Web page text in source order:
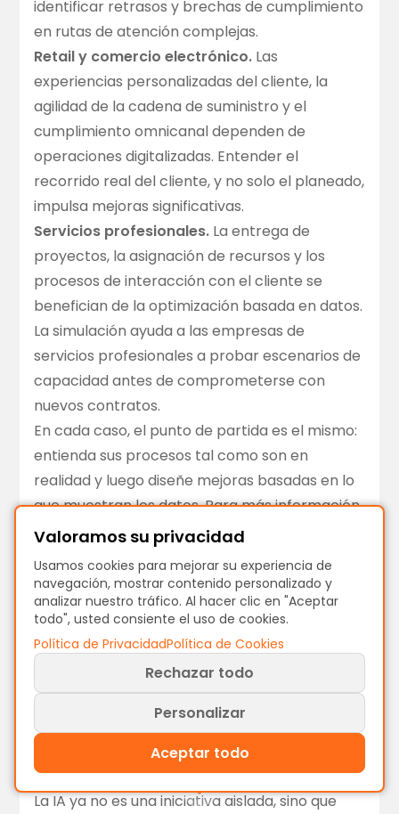
identificar retrasos y brechas de cumplimiento
en rutas de atención complejas.
Retail y comercio electrónico. Las
experiencias personalizadas del cliente, la
agilidad de la cadena de suministro y el
cumplimiento omnicanal dependen de
operaciones digitalizadas. Entender el
recorrido real del cliente, y no solo el planeado,
impulsa mejoras significativas.
Servicios profesionales. La entrega de
proyectos, la asignación de recursos y los
procesos de interacción con el cliente se
benefician de la optimización basada en datos.
La simulación ayuda a las empresas de
servicios profesionales a probar escenarios de
capacidad antes de comprometerse con
nuevos contratos.
En cada caso, el punto de partida es el mismo:
entienda sus procesos tal como son en
realidad y luego diseñe mejoras basadas en lo
que muestran los datos. Para más información
sobre los errores que debe evitar, consulte
nuestro post sobre
desafíos comunes y
mejores prácticas de Process Mining.
La IA y la
transformación
digital: El gran
acelerador
La IA ya no es una iniciativa aislada, sino que
Valoramos su privacidad
Usamos cookies para mejorar su experiencia de
navegación, mostrar contenido personalizado y
analizar nuestro tráfico. Al hacer clic en "Aceptar
todo", usted consiente el uso de cookies.
Política de PrivacidadPolítica de Cookies
Rechazar todo
Personalizar
Aceptar todo